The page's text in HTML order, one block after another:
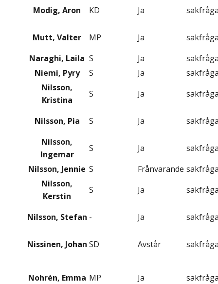
Modig, Aron KD Ja
Mutt, Valter MP Ja
Naraghi, Laila S Ja
Niemi, Pyry
S Ja
Nilsson,
Kristina
S Ja
Nilsson, Pia S Ja
Nilsson,
Ingemar
S Ja
Nilsson, Jennie S Frånvarande
Nilsson,
Kerstin
S Ja
Nilsson, Stefan - Ja
Nissinen, Johan SD Avstår
Nohrén, Emma MP Ja